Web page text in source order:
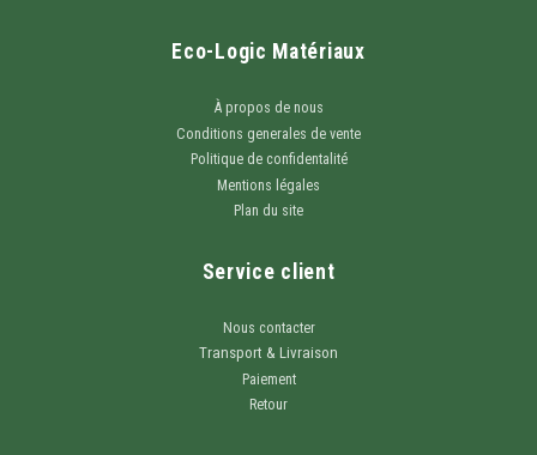
Eco-Logic Matériaux
À propos de nous
Conditions generales de vente
Politique de confidentalité
Mentions légales
Plan du site
Service client
Nous contacter
Transport & Livraison
Paiement
Retour